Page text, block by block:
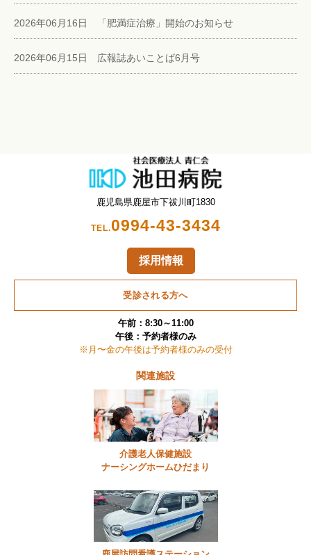
2026年06月16日 「肥満症治療」開始のお知らせ
2026年06月15日 広報誌あいことば6月号
鹿児島県鹿屋市下祓川町1830
TEL.0994-43-3434
採用情報
受診される方へ
午前：8:30～11:00
午後：予約者様のみ
※月〜金の午後は予約者様のみの受付
関連施設
介護老人保健施設
ナーシングホームひだまり